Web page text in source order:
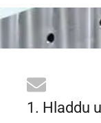
1. Hladdu